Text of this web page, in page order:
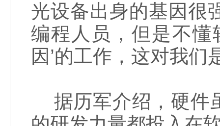
光设备出身的基因很
编程人员，但是不懂
因’的工作，这对我们
据历军介绍，硬件